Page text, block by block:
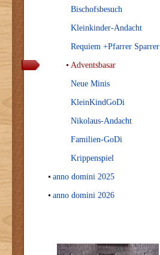
Bischofsbesuch
Kleinkinder-Andacht
Requiem +Pfarrer Sparrer
Adventsbasar
Neue Minis
KleinKindGoDi
Nikolaus-Andacht
Familien-GoDi
Krippenspiel
anno domini 2025
anno domini 2026